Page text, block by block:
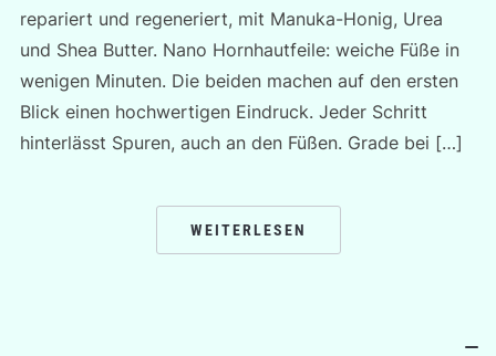
repariert und regeneriert, mit Manuka-Honig, Urea
und Shea Butter. Nano Hornhautfeile: weiche Füße in
wenigen Minuten. Die beiden machen auf den ersten
Blick einen hochwertigen Eindruck. Jeder Schritt
hinterlässt Spuren, auch an den Füßen. Grade bei […]
WEITERLESEN